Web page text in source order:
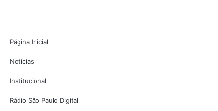
Página Inicial
Notícias
Institucional
Rádio São Paulo Digital